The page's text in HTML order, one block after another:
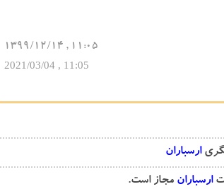
11:05 , 1399/12/14
11:05 , 2021/03/04
ارسباران
ارسباران مجاز است.